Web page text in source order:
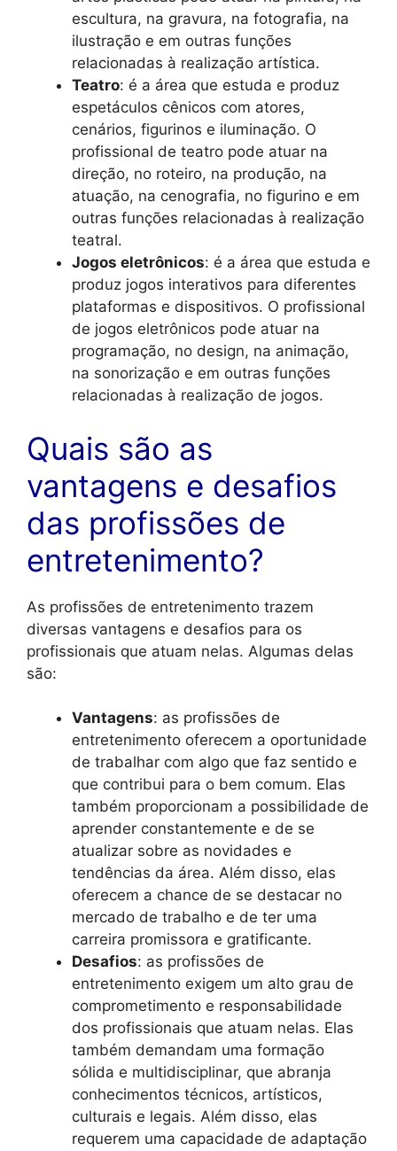
escultura, na gravura, na fotografia, na
ilustração e em outras funções
relacionadas à realização artística.
Teatro: é a área que estuda e produz
espetáculos cênicos com atores,
cenários, figurinos e iluminação. O
profissional de teatro pode atuar na
direção, no roteiro, na produção, na
atuação, na cenografia, no figurino e em
outras funções relacionadas à realização
teatral.
Jogos eletrônicos: é a área que estuda e
produz jogos interativos para diferentes
plataformas e dispositivos. O profissional
de jogos eletrônicos pode atuar na
programação, no design, na animação,
na sonorização e em outras funções
relacionadas à realização de jogos.
Quais são as
vantagens e desafios
das profissões de
entretenimento?
As profissões de entretenimento trazem
diversas vantagens e desafios para os
profissionais que atuam nelas. Algumas delas
são:
Vantagens: as profissões de
entretenimento oferecem a oportunidade
de trabalhar com algo que faz sentido e
que contribui para o bem comum. Elas
também proporcionam a possibilidade de
aprender constantemente e de se
atualizar sobre as novidades e
tendências da área. Além disso, elas
oferecem a chance de se destacar no
mercado de trabalho e de ter uma
carreira promissora e gratificante.
Desafios: as profissões de
entretenimento exigem um alto grau de
comprometimento e responsabilidade
dos profissionais que atuam nelas. Elas
também demandam uma formação
sólida e multidisciplinar, que abranja
conhecimentos técnicos, artísticos,
culturais e legais. Além disso, elas
requerem uma capacidade de adaptação